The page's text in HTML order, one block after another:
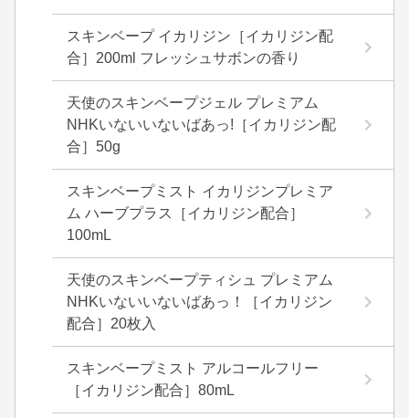
スキンベープ イカリジン［イカリジン配
合］200ml フレッシュサボンの香り
天使のスキンベープジェル プレミアム
NHKいないいないばあっ!［イカリジン配
合］50g
スキンベープミスト イカリジンプレミア
ム ハーブプラス［イカリジン配合］
100mL
天使のスキンベープティシュ プレミアム
NHKいないいないばあっ！［イカリジン
配合］20枚入
スキンベープミスト アルコールフリー
［イカリジン配合］80mL